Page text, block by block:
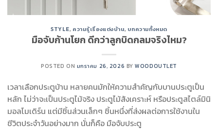
STYLE, ความรู้เรื่องแต่งบ้าน, บทความทั้งหมด
มือจับก้านโยก ดีกว่าลูกบิดกลมจริงไหม?
POSTED ON มกราคม 26, 2026 BYWOODOUTLET
เวลาเลือกประตูบ้าน หลายคนมักให้ความสำคัญกับบานประตูเป็น
หลัก ไม่ว่าจะเป็นประตูไม้จริง ประตูไม้สังเคราะห์ หรือประตูสไตล์มินิ
มอลโมเดิร์น แต่มีชิ้นส่วนเล็กๆ ชิ้นหนึ่งที่ส่งผลต่อการใช้งานใน
ชีวิตประจำวันอย่างมาก นั่นก็คือ มือจับประตู